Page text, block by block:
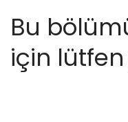
Bu
için